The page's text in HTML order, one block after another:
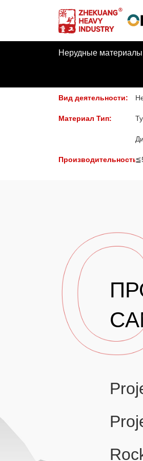
Нерудные материалы
Вид деятельности:
Материал Тип:
Производительность: